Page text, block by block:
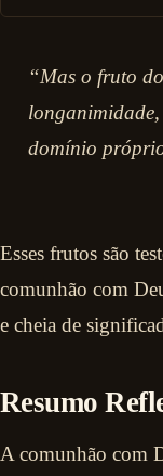
“Mas o fruto
domínio
Esses frutos são
comunhão com
e cheia de
Resumo
A comunhão com